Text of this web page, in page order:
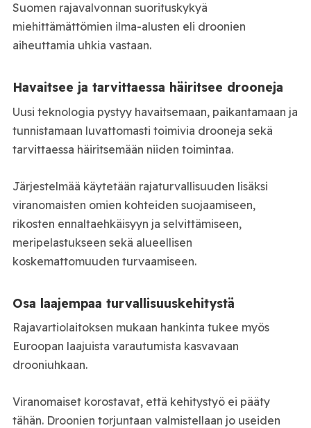
Suomen rajavalvonnan suorituskykyä
miehittämättömien ilma-alusten eli droonien
aiheuttamia uhkia vastaan.
Havaitsee ja tarvittaessa häiritsee drooneja
Uusi teknologia pystyy havaitsemaan, paikantamaan ja
tunnistamaan luvattomasti toimivia drooneja sekä
tarvittaessa häiritsemään niiden toimintaa.
Järjestelmää käytetään rajaturvallisuuden lisäksi
viranomaisten omien kohteiden suojaamiseen,
rikosten ennaltaehkäisyyn ja selvittämiseen,
meripelastukseen sekä alueellisen
koskemattomuuden turvaamiseen.
Osa laajempaa turvallisuuskehitystä
Rajavartiolaitoksen mukaan hankinta tukee myös
Euroopan laajuista varautumista kasvavaan
drooniuhkaan.
Viranomaiset korostavat, että kehitystyö ei pääty
tähän. Droonien torjuntaan valmistellaan jo useiden